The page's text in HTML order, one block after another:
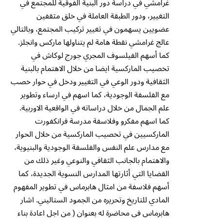
التغيير، ودور الطبقة العاملة في خلق مثقفين
عضويين يسهمون في تغيير تركيب المجتمع، وبالتالي
عالج غرامشي نقطة هامة لم يتناولها ماركس وانجلز.
كما أسهم الفيلسوف المجري جورج لوكاش في
تخصيب الماركسية ايضا من خلال الاهتمام بالبنية
الثقافية ودور الوعي في التغيير ودخل في حوار خصب
مع الفلسفة الوجودية، كما اسهم في ارساء وتطوير
علم الجمال من خلال دراساته في الواقعية الاوربية.
كما اسهم مفكرو وفلاسفة مدرسة فرانكفورت
الماركسيين في تخصيب الماركسية من خلال الحوار
مع مدارس علم النفس والفلسفة الوجودية والبنيوية،
والاهتمام بالجانب الثقافي والنوعي وغير ذلك من
القضايا التي أثارتها المدارس النسوية الجديدة، كما
أسهم فلاسفة من امثال هابرماس في تطوير المفهوم
المادي للتاريخ وتحريره من الجمود الستاليني. اشار
هابرماس في محاضرة له بعنوان ( من اجل اعادة بناء